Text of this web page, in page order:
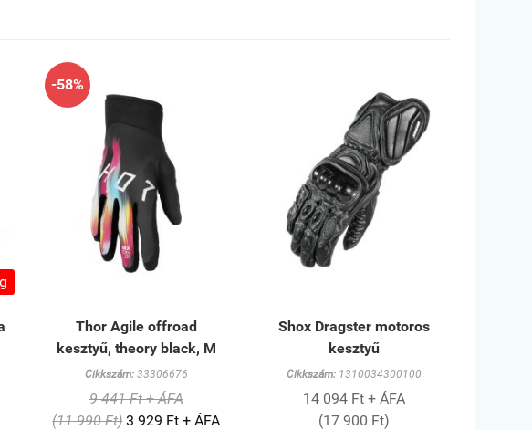
-58%
Thor Agile offroad
kesztyű, theory black, M
Cikkszám:33306676
9 441 Ft + ÁFA
(11 990 Ft) 3 929 Ft + ÁFA
Shox Dragster motoros
kesztyű
Cikkszám:1310034300100
14 094 Ft + ÁFA
(17 900 Ft)